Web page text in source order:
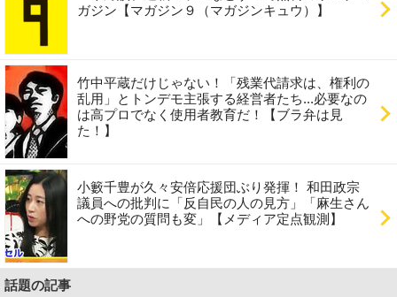
ガジン【マガジン９（マガジンキュウ）】
竹中平蔵だけじゃない！「残業代請求は、権利の
乱用」とトンデモ主張する経営者たち...必要なの
は高プロでなく使用者教育だ！【ブラ弁は見
た！】
小籔千豊が久々安倍応援団ぶり発揮！ 和田政宗
議員への批判に「反自民の人の見方」「麻生さん
への野党の質問も変」【メディア定点観測】
話題の記事